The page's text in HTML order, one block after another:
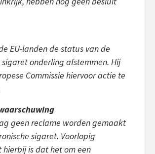
EU-landen de status van de
onderling afstemmen. Hij
Commissie hiervoor actie te
geen reclame worden gemaakt
sigaret. Voorlopig
is dat het om een